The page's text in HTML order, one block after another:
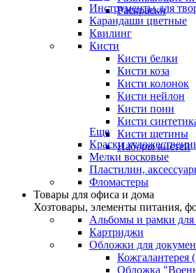
Раскраски
Инструменты для
Карандаши цветные
Квилинг
Кисти
Кисти белки
Кисти коза
Кисти колонок
Кисти нейлон
Кисти пони
Кисти
Кисти щетины
Наборы кистей
Еще
Краски
Мелки восковые
Пластилин,
Фломастеры
Товары для офиса и дома
Хозтовары, элементы питания,
Альбомы и рамки для
Картриджи
Обложки для
Кожгалантерея
Обложка